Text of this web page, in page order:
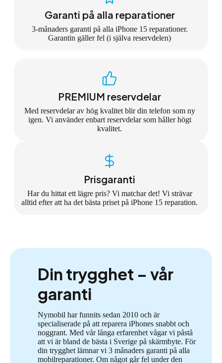
Garanti på alla reparationer
3-månaders garanti på alla iPhone 15 reparationer.
Garantin gäller fel (i själva reservdelen)
PREMIUM reservdelar
Med reservdelar av hög kvalitet blir din telefon som ny
igen. Vi använder enbart reservdelar som håller högt
kvalitet.
Prisgaranti
Har du hittat ett lägre pris? Vi matchar det! Vi strävar
alltid efter att ha det bästa priset på iPhone 15 reparation.
Din trygghet – vår
garanti
Nymobil har funnits sedan 2010 och är
specialiserade på att reparera iPhones snabbt och
noggrant. Med vår långa erfarenhet vågar vi påstå
att vi är bland de bästa i Sverige på skärmbyte. För
din trygghet lämnar vi 3 månaders garanti på alla
mobilreparationer. Om något går fel under den